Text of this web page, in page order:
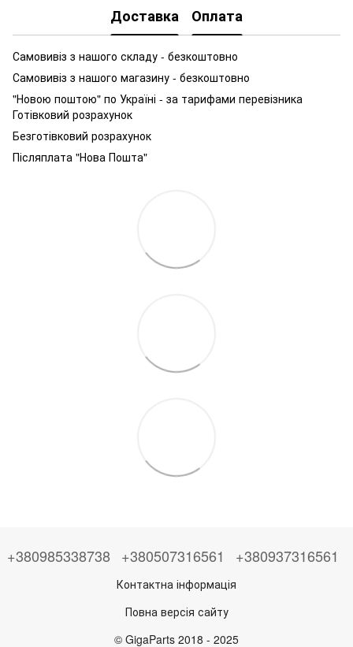
Доставка Оплата
Самовивіз з нашого складу - безкоштовно
Самовивіз з нашого магазину - безкоштовно
"Новою поштою" по Україні - за тарифами перевізника
Готівковий розрахунок
Безготівковий розрахунок
Післяплата "Нова Пошта"
+380985338738 +380507316561 +380937316561
Контактна інформація
Повна версія сайту
© GigaParts 2018 - 2025